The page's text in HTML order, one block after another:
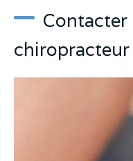
Contacter
chiropracteur